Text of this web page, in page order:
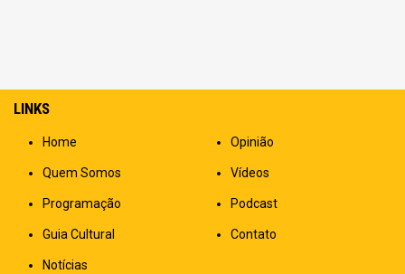
LINKS
Home
Quem Somos
Programação
Guia Cultural
Notícias
Opinião
Vídeos
Podcast
Contato